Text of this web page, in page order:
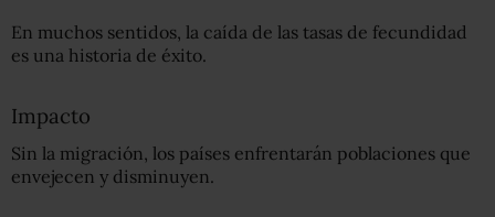
En muchos sentidos, la caída de las tasas de fecundidad
es una historia de éxito.
Impacto
Sin la migración, los países enfrentarán poblaciones que
envejecen y disminuyen.